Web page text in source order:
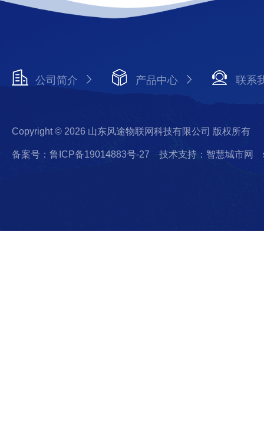
公司简介 产品中心 联系
Copyright © 2026 山东风途物联网科技有限公司 版权所有
备案号：鲁ICP备19014883号-27 技术支持：智慧城市网